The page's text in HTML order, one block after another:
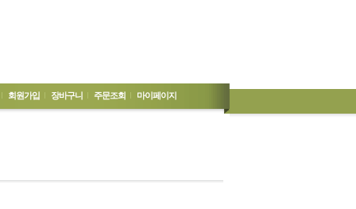
회원가입 장바구니 주문조회 마이페이지